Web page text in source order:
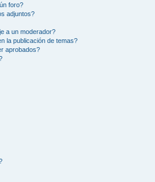
foro?
adjuntos?
a un moderador?
la publicación de temas?
aprobados?